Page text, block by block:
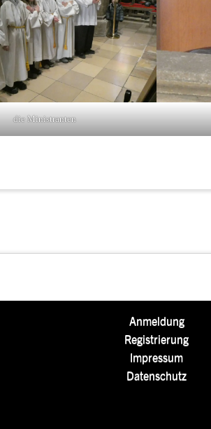
die Ministranten
Anmeldung
Registrierung
Impressum
Datenschutz